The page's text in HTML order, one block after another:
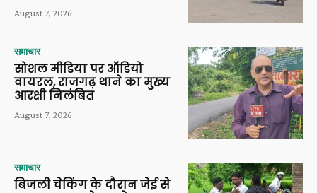
August 7, 2026
समाचार
सोशल मीडिया पर ऑडियो
वायरल, राजगढ़ थाने का मुख्य
आरक्षी निलंबित
August 7, 2026
समाचार
बिजली चेकिंग के दौरान जेई से